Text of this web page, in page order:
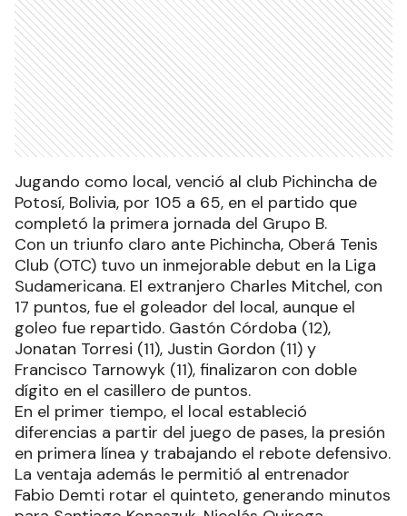
Jugando como local, venció al club Pichincha de
Potosí, Bolivia, por 105 a 65, en el partido que
completó la primera jornada del Grupo B.
Con un triunfo claro ante Pichincha, Oberá Tenis
Club (OTC) tuvo un inmejorable debut en la Liga
Sudamericana. El extranjero Charles Mitchel, con
17 puntos, fue el goleador del local, aunque el
goleo fue repartido. Gastón Córdoba (12),
Jonatan Torresi (11), Justin Gordon (11) y
Francisco Tarnowyk (11), finalizaron con doble
dígito en el casillero de puntos.
En el primer tiempo, el local estableció
diferencias a partir del juego de pases, la presión
en primera línea y trabajando el rebote defensivo.
La ventaja además le permitió al entrenador
Fabio Demti rotar el quinteto, generando minutos